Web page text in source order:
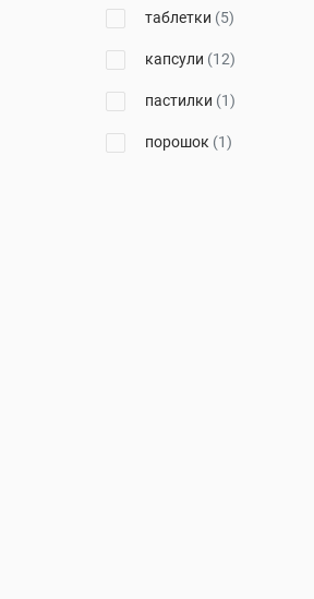
Форсаж плюс
Солгар Вітамін енд Херб
Біотек(1)
таблетки (5)
капсули (12)
пастилки (1)
порошок (1)